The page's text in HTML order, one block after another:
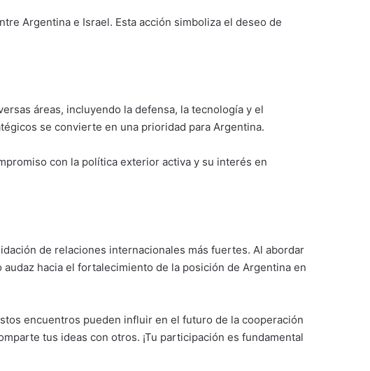
Argentina e Israel. Esta acción simboliza el deseo de
áreas, incluyendo la defensa, la tecnología y el
se convierte en una prioridad para Argentina.
con la política exterior activa y su interés en
de relaciones internacionales más fuertes. Al abordar
hacia el fortalecimiento de la posición de Argentina en
encuentros pueden influir en el futuro de la cooperación
tus ideas con otros. ¡Tu participación es fundamental